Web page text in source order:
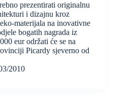
prezentirati originalnu
i dizajnu kroz
materijala na inovativne
bogatih nagrada iz
eur održati će se na
Picardy sjeverno od
2010